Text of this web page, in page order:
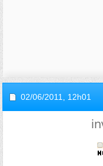
02/06/2011, 12h01